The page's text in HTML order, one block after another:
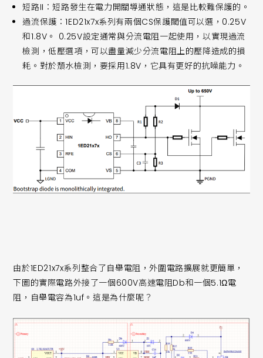
短路II：短路發生在電力開關導通狀態，這是比較難保護的。
過流保護：1ED21x7x系列有兩個CS保護閾值可以選，0.25V
和1.8V。 0.25V設定通常與分流電阻一起使用，以實現過流
檢測，低壓選項，可以盡量減少分流電阻上的壓降造成的損
耗。對於頹水檢測，要採用1.8V，它具有更好的抗噪能力。
由於1ED21x7x系列整合了自舉電阻，外圍電路擴展就更簡單，
下圖的實際電路外接了一個600V高速電阻Db和一個5.1Ω電
阻，自舉電容為1uf。這是為什麼呢？